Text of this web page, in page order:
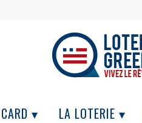
▾ LA LOTERIE ▾